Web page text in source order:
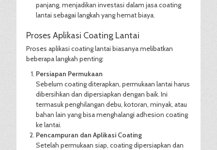
panjang, menjadikan investasi dalam jasa coating
lantai sebagai langkah yang hemat biaya.
Proses Aplikasi Coating Lantai
Proses aplikasi coating lantai biasanya melibatkan
beberapa langkah penting:
Persiapan Permukaan
Sebelum coating diterapkan, permukaan lantai harus
dibersihkan dan dipersiapkan dengan baik. Ini
termasuk penghilangan debu, kotoran, minyak, atau
bahan lain yang bisa menghalangi adhesion coating
ke lantai.
Pencampuran dan Aplikasi Coating
Setelah permukaan siap, coating dipersiapkan dan